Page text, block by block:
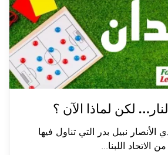
لكن لماذا الآن ؟
الأنصار نبيل بدر التي تناول فيها
الاتحاد اللبنا...